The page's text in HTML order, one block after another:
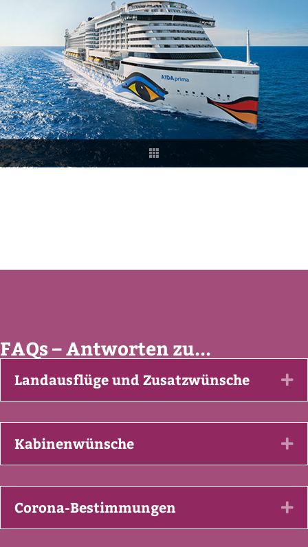
FAQs – Antworten zu...
Landausflüge und Zusatzwünsche
Kabinenwünsche
Corona-Bestimmungen